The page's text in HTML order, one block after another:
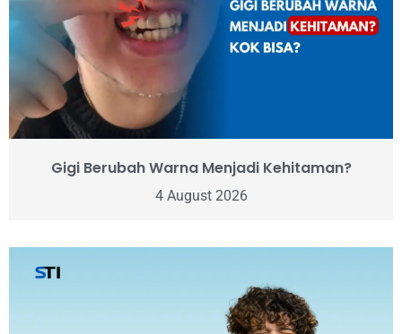
Gigi Berubah Warna Menjadi Kehitaman?
4 August 2026